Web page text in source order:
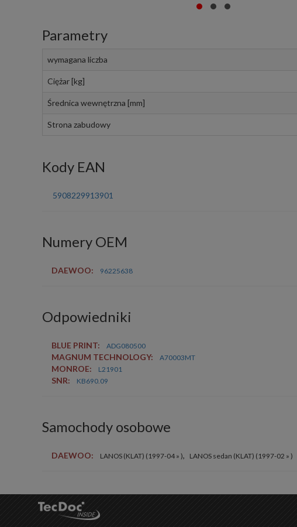
Parametry
wymagana liczba
Ciężar [kg]
Średnica wewnętrzna [mm]
Strona zabudowy
Kody EAN
5908229913901
Numery OEM
DAEWOO: 96225638
Odpowiedniki
BLUE PRINT: ADG080500
MAGNUM TECHNOLOGY: A70003MT
MONROE: L21901
SNR: KB690.09
Samochody osobowe
DAEWOO: LANOS (KLAT) (1997-04 » ), LANOS sedan (KLAT) (1997-02 » )